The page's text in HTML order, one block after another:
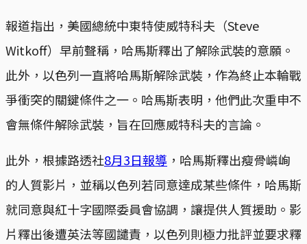
報道指出，美國總統中東特使威特科夫（Steve
Witkoff）早前聲稱，哈馬斯釋出了解除武裝的意願。
此外，以色列一直將哈馬斯解除武裝，作為終止本輪戰
爭衝突的關鍵條件之一。哈馬斯表明，他們此次重申不
會無條件解除武裝，旨在回應威特科夫的言論。
此外，根據路透社8月3日報導 ，哈馬斯釋出瘦骨嶙峋
的人質影片，並稱以色列若同意達成某些條件，哈馬斯
就同意與紅十字國際委員會協調，讓提供人質援助。影
片釋出後遭英法等國譴責，以色列則極力批評並要求釋